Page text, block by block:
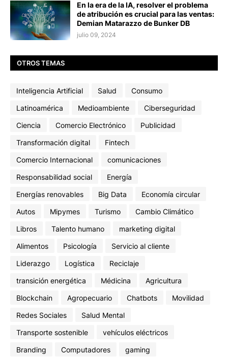
En la era de la IA, resolver el problema
de atribución es crucial para las ventas:
Demian Matarazzo de Bunker DB
julio 09, 2024
OTROS TEMAS
Inteligencia Artificial Salud
Consumo
Latinoamérica
Medioambiente
Ciberseguridad
Ciencia
Comercio Electrónico
Publicidad
Transformación digital
Fintech
Comercio Internacional
comunicaciones
Responsabilidad social
Energía
Energías renovables
Big Data
Economía circular
Autos
Mipymes Turismo
Cambio Climático
Libros
Talento humano
marketing digital
Alimentos
Psicología
Servicio al cliente
Liderazgo
Logística
Reciclaje
transición energética
Médicina
Agricultura
Blockchain
Agropecuario Chatbots
Movilidad
Redes Sociales
Salud Mental
Transporte sostenible
vehículos eléctricos
Branding
Computadores
gaming